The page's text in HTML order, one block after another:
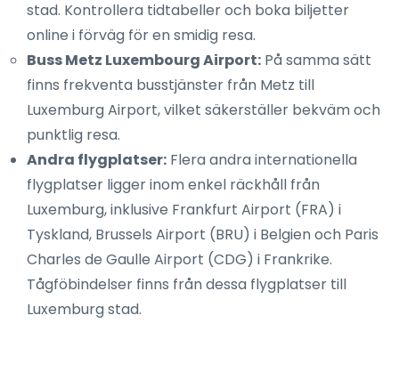
stad. Kontrollera tidtabeller och boka biljetter
online i förväg för en smidig resa.
Buss Metz Luxembourg Airport: På samma sätt
finns frekventa busstjänster från Metz till
Luxemburg Airport, vilket säkerställer bekväm och
punktlig resa.
Andra flygplatser: Flera andra internationella
flygplatser ligger inom enkel räckhåll från
Luxemburg, inklusive Frankfurt Airport (FRA) i
Tyskland, Brussels Airport (BRU) i Belgien och Paris
Charles de Gaulle Airport (CDG) i Frankrike.
Tågföbindelser finns från dessa flygplatser till
Luxemburg stad.